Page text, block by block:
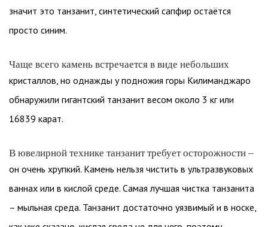
значит это танзанит, синтетический сапфир остаётся
просто синим.
Чаще всего камень встречается в виде небольших
кристаллов, но однажды у подножия горы Килиманджаро
обнаружили гигантский танзанит весом около 3 кг или
16839 карат.
В ювелирной технике танзанит требует осторожности –
он очень хрупкий. Камень нельзя чистить в ультразвуковых
ваннах или в кислой среде. Самая лучшая чистка танзанита
– мыльная среда. Танзанит достаточно уязвимый и в носке,